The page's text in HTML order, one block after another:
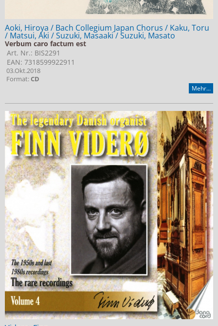
Aoki, Hiroya / Bach Collegium Japan Chorus / Kaku, Toru
/ Matsui, Aki / Suzuki, Masaaki / Suzuki, Masato
Verbum caro factum est
Art. Nr.: BIS2291
EAN: 7318599922911
03.Okt.2018
Format:CD
Mehr...